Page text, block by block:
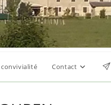
convivialité Contact